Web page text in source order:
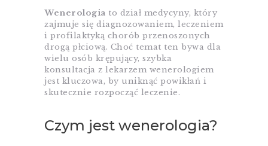
Wenerologia to dział medycyny, który
zajmuje się diagnozowaniem, leczeniem
i profilaktyką chorób przenoszonych
drogą płciową. Choć temat ten bywa dla
wielu osób krępujący, szybka
konsultacja z lekarzem wenerologiem
jest kluczowa, by uniknąć powikłań i
skutecznie rozpocząć leczenie.
Czym jest wenerologia?